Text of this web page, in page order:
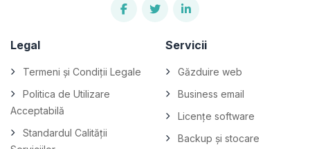
Legal
Termeni și Condiții Legale
Politica de Utilizare
Acceptabilă
Standardul Calității
Servicii
Găzduire web
Business email
Licențe software
Backup și stocare